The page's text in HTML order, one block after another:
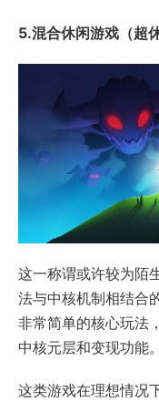
5.混合休闲游戏（超
这一称谓或许较为陌
法与中核机制相结合
非常简单的核心玩法
中核元层和变现功能。
这类游戏在理想情况